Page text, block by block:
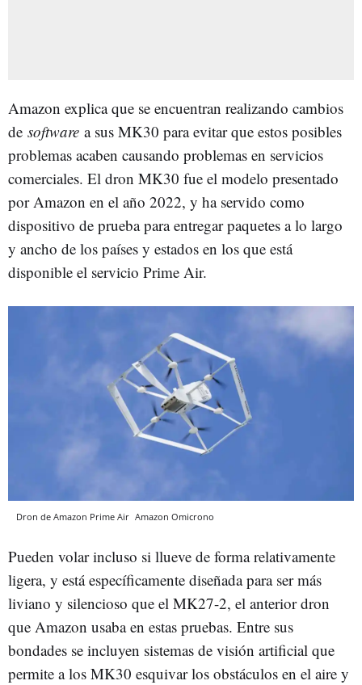
Amazon explica que se encuentran realizando cambios
de software a sus MK30 para evitar que estos posibles
problemas acaben causando problemas en servicios
comerciales. El dron MK30 fue el modelo presentado
por Amazon en el año 2022, y ha servido como
dispositivo de prueba para entregar paquetes a lo largo
y ancho de los países y estados en los que está
disponible el servicio Prime Air.
Dron de Amazon Prime Air Amazon Omicrono
Pueden volar incluso si llueve de forma relativamente
ligera, y está específicamente diseñada para ser más
liviano y silencioso que el MK27-2, el anterior dron
que Amazon usaba en estas pruebas. Entre sus
bondades se incluyen sistemas de visión artificial que
permite a los MK30 esquivar los obstáculos en el aire y